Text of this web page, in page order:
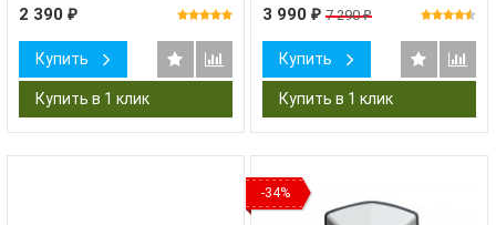
2 390 ₽
Купить
3 990 ₽ 7 290₽
Купить
-34%